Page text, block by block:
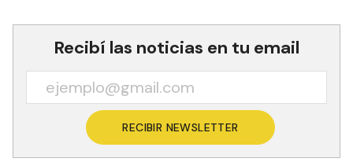
Recibí las noticias en tu email
RECIBIR NEWSLETTER